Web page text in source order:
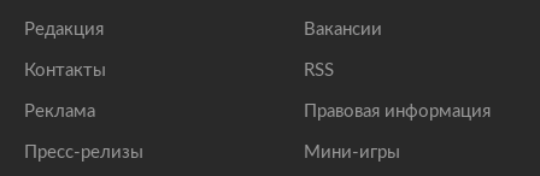
Редакция
Контакты
Реклама
Пресс-релизы
Вакансии
RSS
Правовая информация
Мини-игры